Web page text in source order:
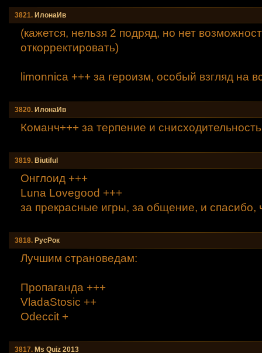
3821. ИлонаИв
(кажется, нельзя 2 подряд, но нет
откорректировать)
limonnica +++ за героизм, особый взгляд на
3820. ИлонаИв
Команч+++ за терпение и
3819. Вiutiful
Онглоид +++
Luna Lovegood +++
за прекрасные игры, за общение, и спасибо,
3818. РусРок
Лучшим страноведам:
Пpопаганда +++
VladaStosic ++
Odeccit +
3817. Мs Quiz 2013